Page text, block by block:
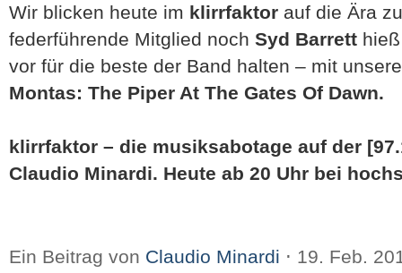
Wir blicken heute im klirrfaktor auf die Ära
federführende Mitglied noch Syd Barrett
vor für die beste der Band halten – mit
Montas: The Piper At The Gates Of Dawn.
klirrfaktor – die musiksabotage auf der
Claudio Minardi. Heute ab 20 Uhr bei
Ein Beitrag von Claudio Minardi ⋅ 19. Feb.